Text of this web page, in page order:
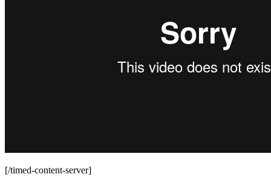
[/timed-content-server]